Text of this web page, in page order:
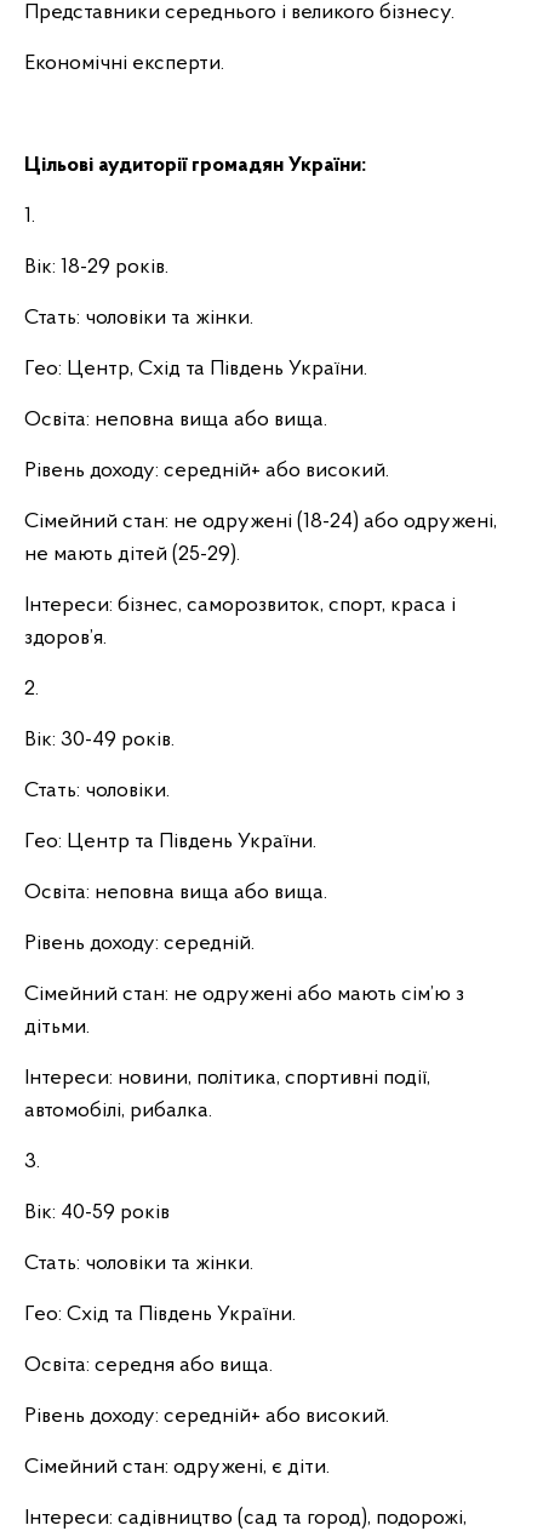
Представники середнього і великого бізнесу.
Економічні експерти.
Цільові аудиторії громадян України:
1.
Вік: 18-29 років.
Стать: чоловіки та жінки.
Гео: Центр, Схід та Південь України.
Освіта: неповна вища або вища.
Рівень доходу: середній+ або високий.
Сімейний стан: не одружені (18-24) або одружені,
не мають дітей (25-29).
Інтереси: бізнес, саморозвиток, спорт, краса і
здоров’я.
2.
Вік: 30-49 років.
Стать: чоловіки.
Гео: Центр та Південь України.
Освіта: неповна вища або вища.
Рівень доходу: середній.
Сімейний стан: не одружені або мають сім’ю з
дітьми.
Інтереси: новини, політика, спортивні події,
автомобілі, рибалка.
3.
Вік: 40-59 років
Стать: чоловіки та жінки.
Гео: Схід та Південь України.
Освіта: середня або вища.
Рівень доходу: середній+ або високий.
Сімейний стан: одружені, є діти.
Інтереси: садівництво (сад та город), подорожі,